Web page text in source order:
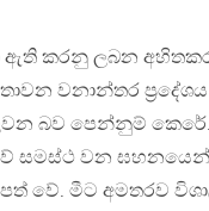
ඇති කරනු ලබන
වනාන්තර
බව පෙන්නුම් කෙරේ.
සමස්ථ වන
වේ. මීට අමතරව